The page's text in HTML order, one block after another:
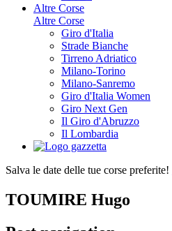
Altre Corse
Altre Corse
Giro d'Italia
Strade Bianche
Tirreno Adriatico
Milano-Torino
Milano-Sanremo
Giro d'Italia Women
Giro Next Gen
Il Giro d'Abruzzo
Il Lombardia
Salva le date delle tue corse preferite!
TOUMIRE Hugo